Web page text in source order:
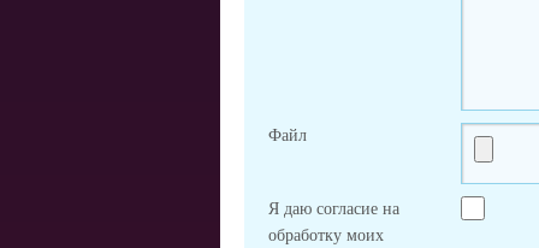
Файл
Я даю согласие на
обработку моих